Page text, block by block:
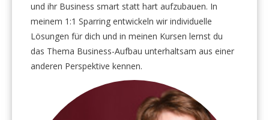
und ihr Business smart statt hart aufzubauen. In
meinem 1:1 Sparring entwickeln wir individuelle
Lösungen für dich und in meinen Kursen lernst du
das Thema Business-Aufbau unterhaltsam aus einer
anderen Perspektive kennen.